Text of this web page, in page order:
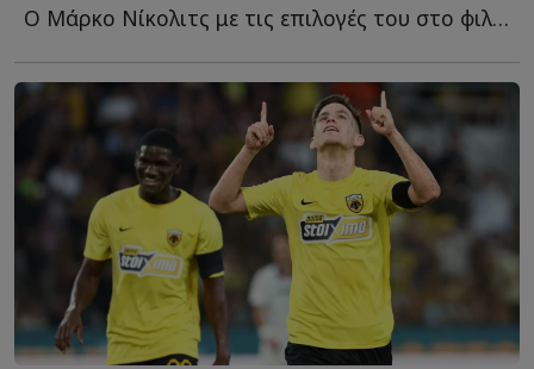
Ο Μάρκο Νίκολιτς με τις επιλογές του στο φιλικό της Α...